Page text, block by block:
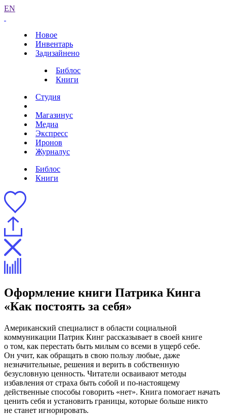
EN
Новое
Инвентарь
Задизайнено
Библос
Книги
Студия
Магазинус
Медиа
Экспресс
Иронов
Журналус
Библос
Книги
Оформление книги Патрика Кинга
«Как постоять за себя»
Американский специалист в области социальной
коммуникации Патрик Кинг рассказывает в своей книге
о том, как перестать быть милым со всеми в ущерб себе.
Он учит, как обращать в свою пользу любые, даже
незначительные, решения и верить в собственную
безусловную ценность. Читатели осваивают методы
избавления от страха быть собой и по-настоящему
действенные способы говорить «нет». Книга помогает начать
ценить себя и установить границы, которые больше никто
не станет игнорировать.